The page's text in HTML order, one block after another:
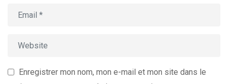
Enregistrer mon nom, mon e-mail et mon site dans le